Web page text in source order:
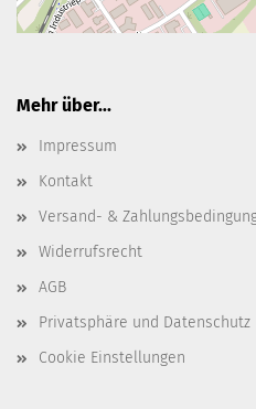
Mehr über...
Impressum
Kontakt
Versand- &
Widerrufsrecht
AGB
Privatsphäre und Datenschutz
Cookie Einstellungen